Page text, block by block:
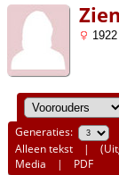
Generaties:
Alleen tekst |
Media | PDF